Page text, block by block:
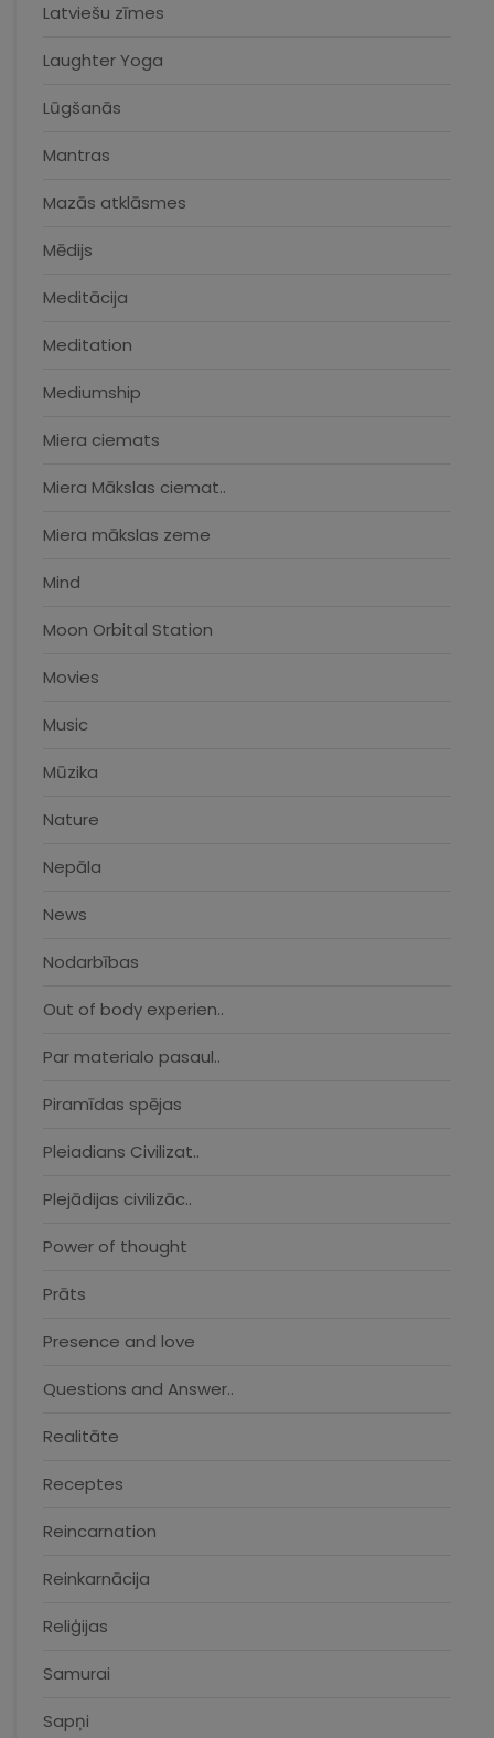
Latviešu zīmes
Laughter Yoga
Lūgšanās
Mantras
Mazās atklāsmes
Mēdijs
Meditācija
Meditation
Mediumship
Miera ciemats
Miera Mākslas ciemat..
Miera mākslas zeme
Mind
Moon Orbital Station
Movies
Music
Mūzika
Nature
Nepāla
News
Nodarbības
Out of body experien..
Par materialo pasaul..
Piramīdas spējas
Pleiadians Civilizat..
Plejādijas civilizāc..
Power of thought
Prāts
Presence and love
Questions and Answer..
Realitāte
Receptes
Reincarnation
Reinkarnācija
Reliģijas
Samurai
Sapņi